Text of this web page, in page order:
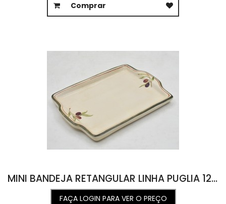
Comprar
MINI BANDEJA RETANGULAR LINHA PUGLIA 12,7L X 18,3C X 1,7A
FAÇA LOGIN PARA VER O PREÇO